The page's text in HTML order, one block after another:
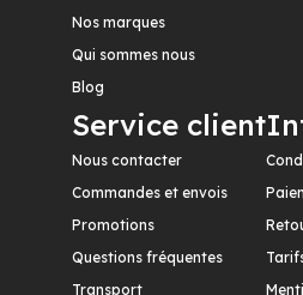
Nos marques
Qui sommes nous
Blog
Service client
Nous contacter
Commandes et envois
Promotions
Questions fréquentes
Transport